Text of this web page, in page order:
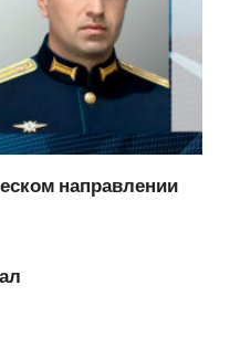
направлении